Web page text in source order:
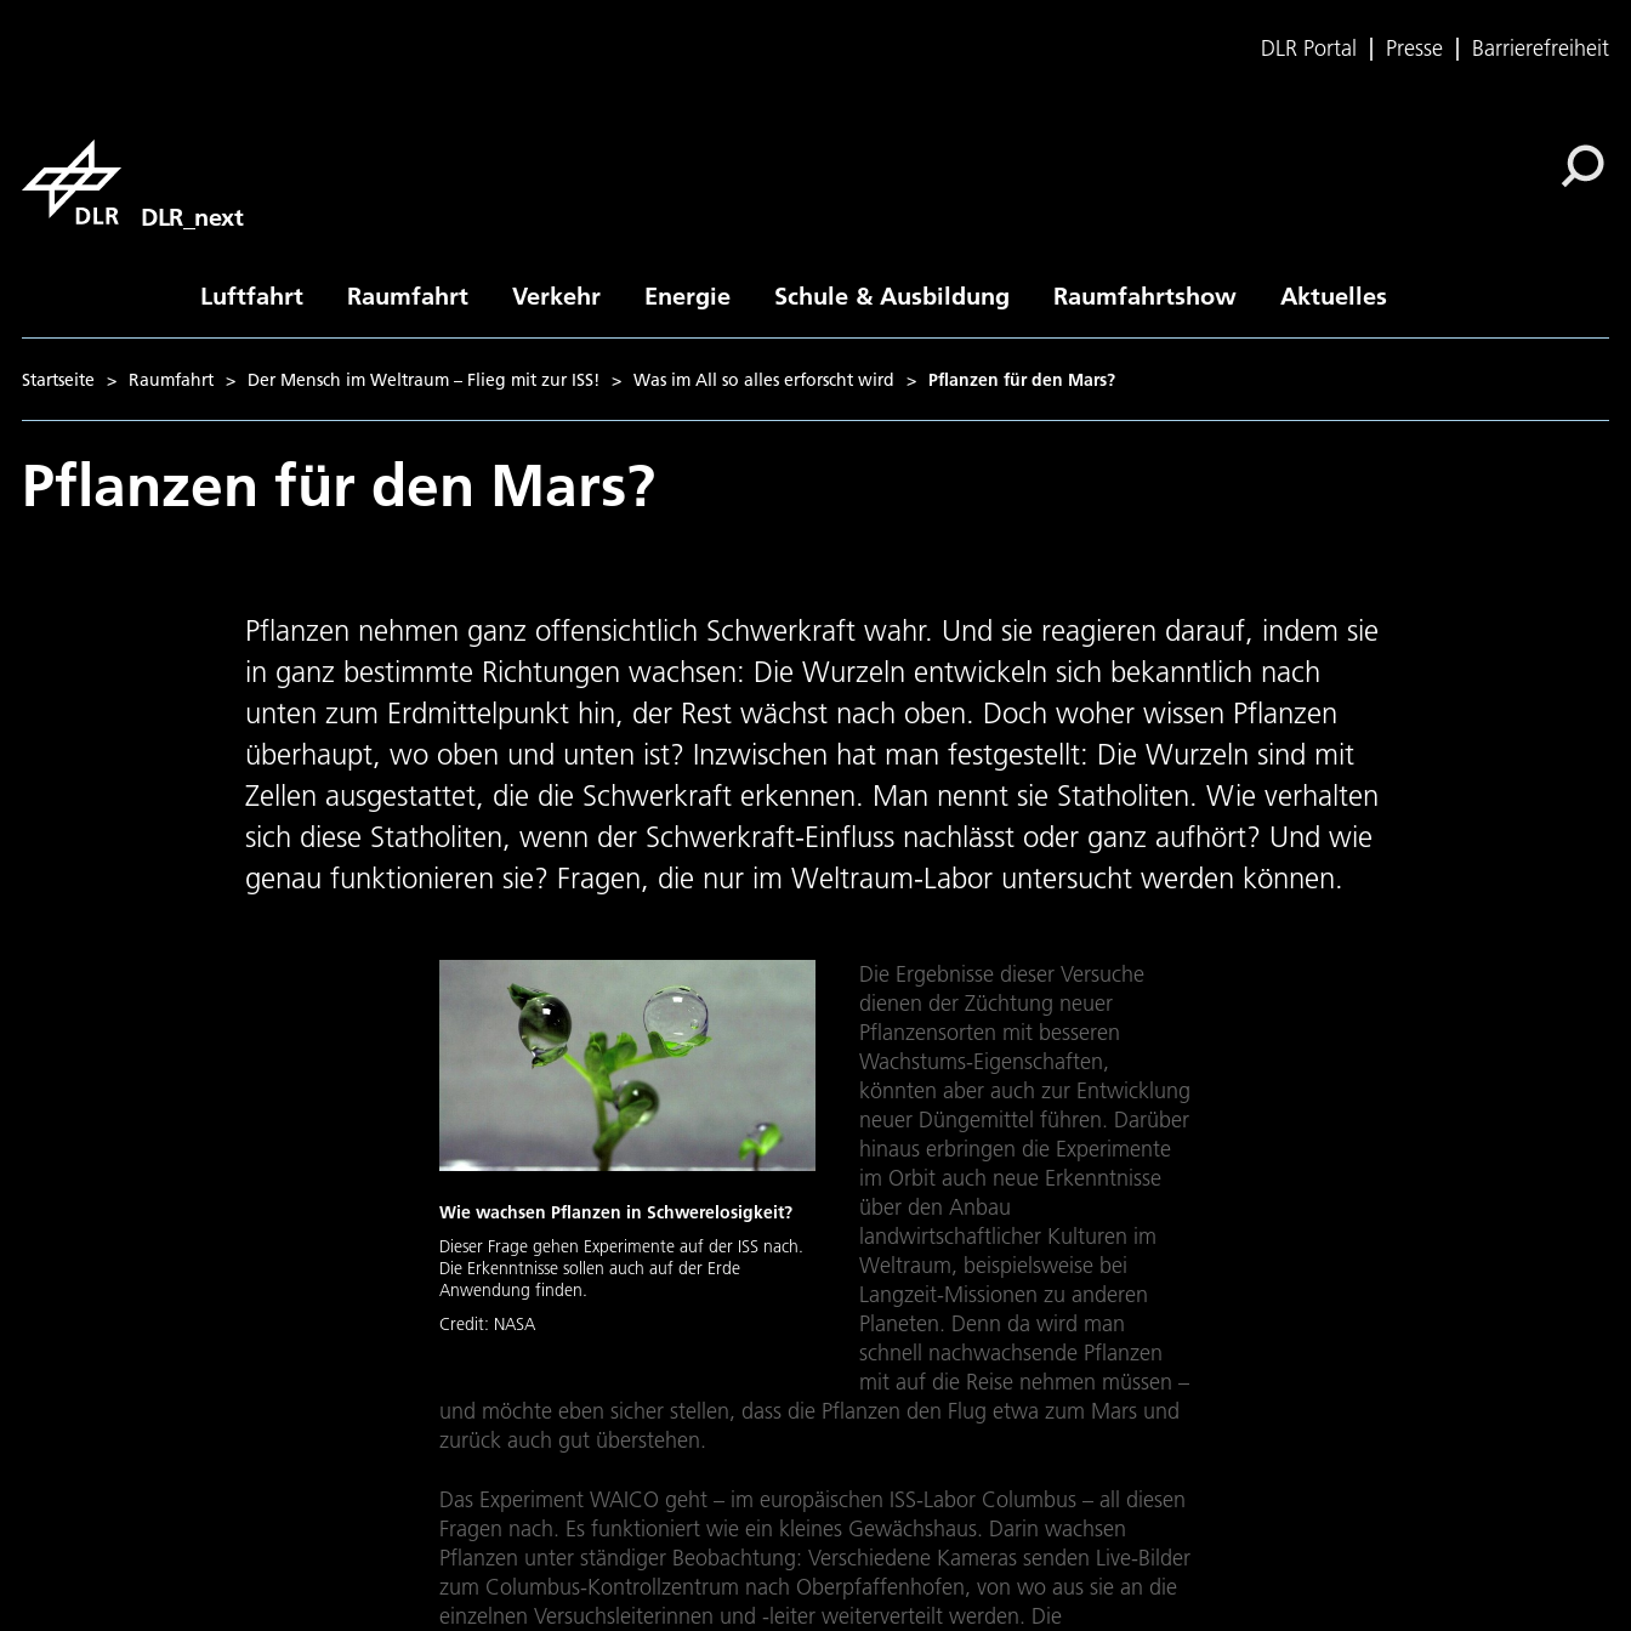
DLR Portal Presse Barrierefreiheit
DLR_next
Luftfahrt Raumfahrt Verkehr Energie Schule & Ausbildung Raumfahrtshow Aktuelles
Startseite > Raumfahrt > Der Mensch im Weltraum – Flieg mit zur ISS! > Was im All so alles erforscht wird > Pflanzen für den Mars?
Pflanzen für den Mars?
Pflanzen nehmen ganz offensichtlich Schwerkraft wahr. Und sie reagieren darauf, indem sie
in ganz bestimmte Richtungen wachsen: Die Wurzeln entwickeln sich bekanntlich nach
unten zum Erdmittelpunkt hin, der Rest wächst nach oben. Doch woher wissen Pflanzen
überhaupt, wo oben und unten ist? Inzwischen hat man festgestellt: Die Wurzeln sind mit
Zellen ausgestattet, die die Schwerkraft erkennen. Man nennt sie Statholiten. Wie verhalten
sich diese Statholiten, wenn der Schwerkraft-Einfluss nachlässt oder ganz aufhört? Und wie
genau funktionieren sie? Fragen, die nur im Weltraum-Labor untersucht werden können.
Wie wachsen Pflanzen in Schwerelosigkeit?
Dieser Frage gehen Experimente auf der ISS nach.
Die Erkenntnisse sollen auch auf der Erde
Anwendung finden.
Credit: NASA
Die Ergebnisse dieser Versuche
dienen der Züchtung neuer
Pflanzensorten mit besseren
Wachstums-Eigenschaften,
könnten aber auch zur Entwicklung
neuer Düngemittel führen. Darüber
hinaus erbringen die Experimente
im Orbit auch neue Erkenntnisse
über den Anbau
landwirtschaftlicher Kulturen im
Weltraum, beispielsweise bei
Langzeit-Missionen zu anderen
Planeten. Denn da wird man
schnell nachwachsende Pflanzen
mit auf die Reise nehmen müssen –
und möchte eben sicher stellen, dass die Pflanzen den Flug etwa zum Mars und
zurück auch gut überstehen.
Das Experiment WAICO geht – im europäischen ISS-Labor Columbus – all diesen
Fragen nach. Es funktioniert wie ein kleines Gewächshaus. Darin wachsen
Pflanzen unter ständiger Beobachtung: Verschiedene Kameras senden Live-Bilder
zum Columbus-Kontrollzentrum nach Oberpfaffenhofen, von wo aus sie an die
einzelnen Versuchsleiterinnen und -leiter weiterverteilt werden. Die